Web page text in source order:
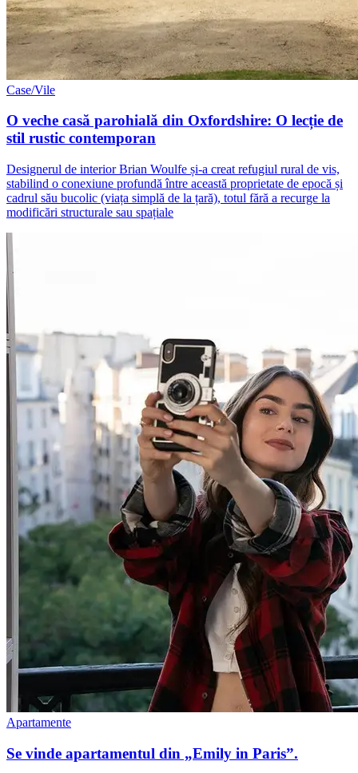
Case/Vile
O veche casă parohială din Oxfordshire: O lecție de
stil rustic contemporan
Designerul de interior Brian Woulfe și-a creat refugiul rural de vis,
stabilind o conexiune profundă între această proprietate de epocă și
cadrul său bucolic (viața simplă de la țară), totul fără a recurge la
modificări structurale sau spațiale
Apartamente
Se vinde apartamentul din „Emily in Paris”.